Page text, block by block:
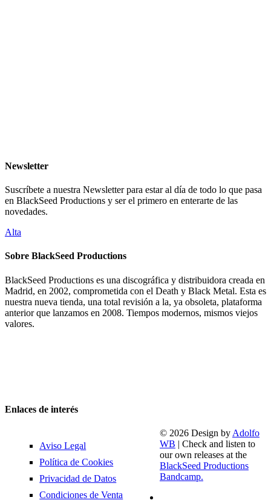
Newsletter
Suscríbete a nuestra Newsletter para estar al día de todo lo que pasa
en BlackSeed Productions y ser el primero en enterarte de las
novedades.
Alta
Sobre BlackSeed Productions
BlackSeed Productions es una discográfica y distribuidora creada en
Madrid, en 2002, comprometida con el Death y Black Metal. Esta es
nuestra nueva tienda, una total revisión a la, ya obsoleta, plataforma
anterior que lanzamos en 2008. Tiempos modernos, mismos viejos
valores.
Enlaces de interés
Aviso Legal
Política de Cookies
Privacidad de Datos
Condiciones de Venta
© 2026 Design by Adolfo
WB | Check and listen to
our own releases at the
BlackSeed Productions
Bandcamp.